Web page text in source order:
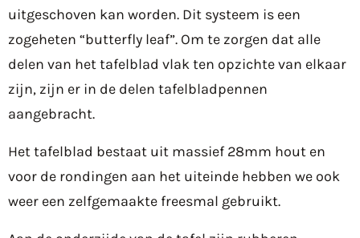
uitgeschoven kan worden. Dit systeem is een
zogeheten “butterfly leaf”. Om te zorgen dat alle
delen van het tafelblad vlak ten opzichte van elkaar
zijn, zijn er in de delen tafelbladpennen
aangebracht.
Het tafelblad bestaat uit massief 28mm hout en
voor de rondingen aan het uiteinde hebben we ook
weer een zelfgemaakte freesmal gebruikt.